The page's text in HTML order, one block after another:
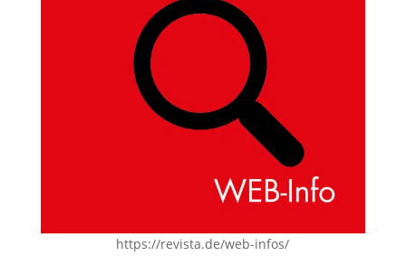
https://revista.de/web-infos/